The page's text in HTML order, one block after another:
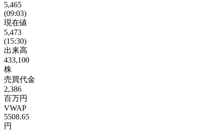
5,465
(09:03)
現在値
5,473
(15:30)
出来高
433,100
株
売買代金
2,386
百万円
VWAP
5508.65
円